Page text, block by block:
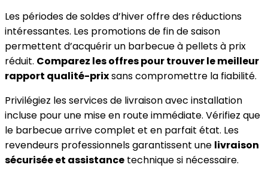
Les périodes de soldes d’hiver offre des réductions
intéressantes. Les promotions de fin de saison
permettent d’acquérir un barbecue à pellets à prix
réduit. Comparez les offres pour trouver le meilleur
rapport qualité-prixsans compromettre la fiabilité.
Privilégiez les services de livraison avec installation
incluse pour une mise en route immédiate. Vérifiez que
le barbecue arrive complet et en parfait état. Les
revendeurs professionnels garantissent une livraison
sécurisée et assistance technique si nécessaire.